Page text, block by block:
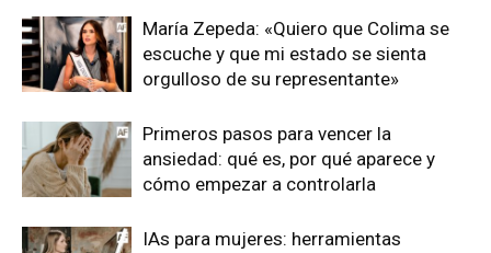
María Zepeda: «Quiero que Colima se
escuche y que mi estado se sienta
orgulloso de su representante»
Primeros pasos para vencer la
ansiedad: qué es, por qué aparece y
cómo empezar a controlarla
IAs para mujeres: herramientas